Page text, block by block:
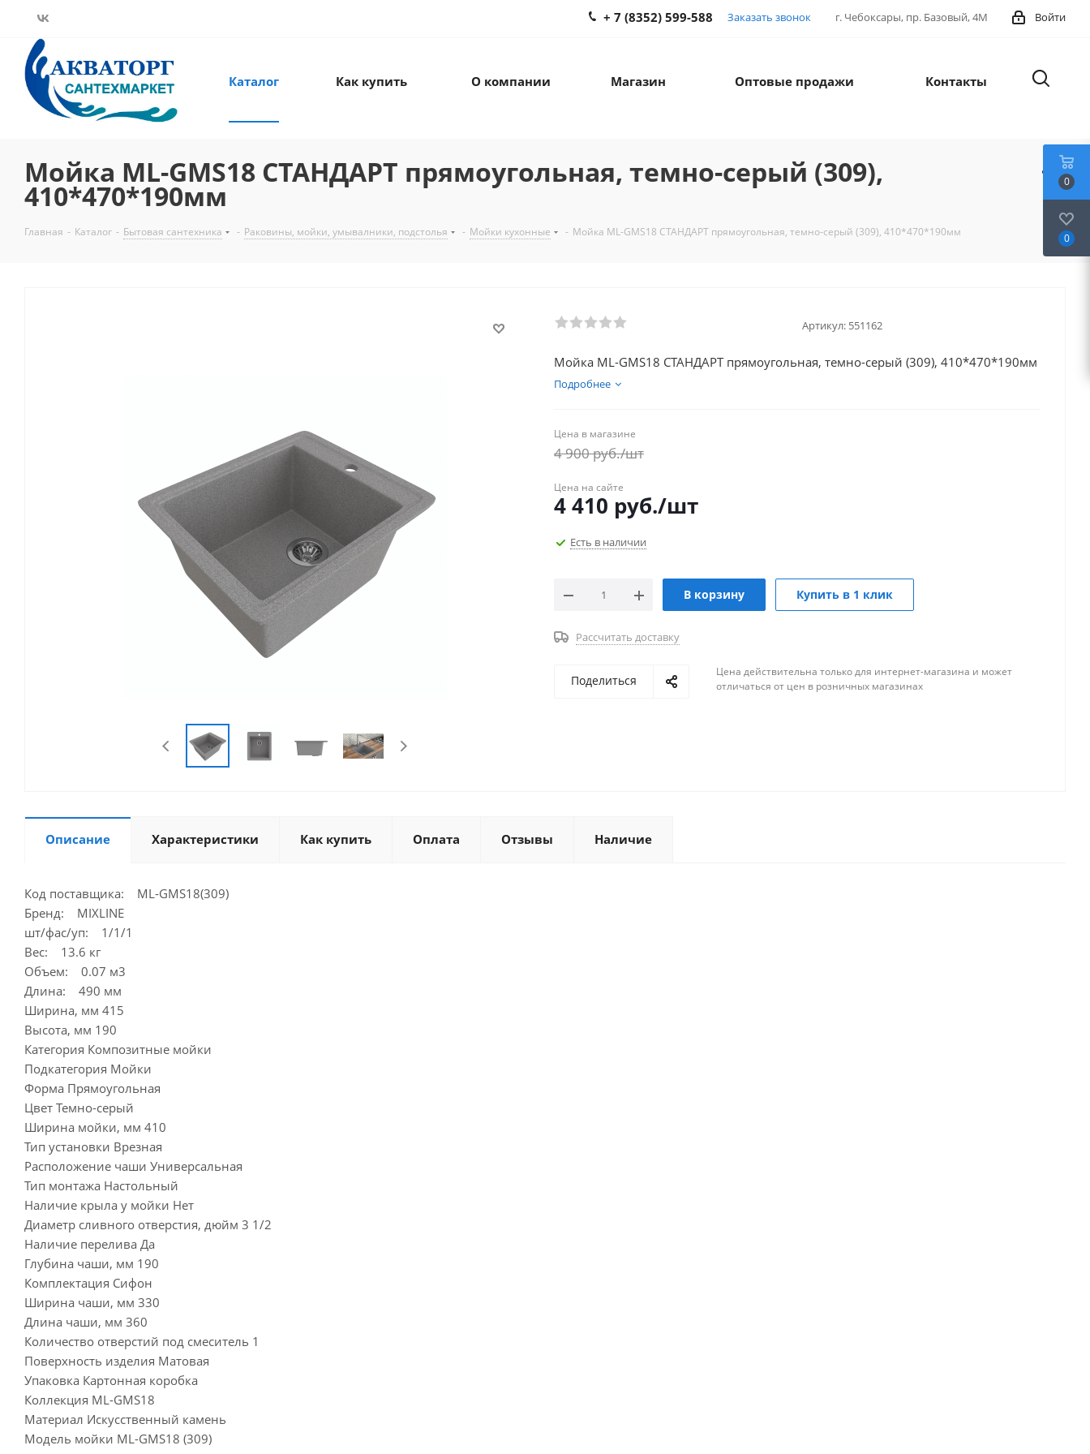
Войти
г. Чебоксары, пр. Базовый, 4М
+ 7 (8352) 599-588 Заказать звонок
Каталог Как купить О компании Магазин Оптовые продажи Контакты
Мойка ML-GMS18 СТАНДАРТ прямоугольная, темно-серый (309),
410*470*190мм
Главная - Каталог - Бытовая сантехника - Раковины, мойки, умывалники, подстолья - Мойки кухонные - Мойка ML-GMS18 СТАНДАРТ прямоугольная, темно-серый (309), 410*470*190мм
Артикул: 551162
Мойка ML-GMS18 СТАНДАРТ прямоугольная, темно-серый (309), 410*470*190мм
Подробнее
Цена в магазине
4 900руб./шт
Цена на сайте
4 410 руб./шт
Есть в наличии
В корзину Купить в 1 клик
Рассчитать доставку
Поделиться
Цена действительна только для интернет-магазина и может
отличаться от цен в розничных магазинах
Описание Характеристики Как купить Оплата Отзывы Наличие
Код поставщика: ML-GMS18(309)
Бренд: MIXLINE
шт/фас/уп: 1/1/1
Вес: 13.6 кг
Объем: 0.07 м3
Длина: 490 мм
Ширина, мм 415
Высота, мм 190
Категория Композитные мойки
Подкатегория Мойки
Форма Прямоугольная
Цвет Темно-серый
Ширина мойки, мм 410
Тип установки Врезная
Расположение чаши Универсальная
Тип монтажа Настольный
Наличие крыла у мойки Нет
Диаметр сливного отверстия, дюйм 3 1/2
Наличие перелива Да
Глубина чаши, мм 190
Комплектация Сифон
Ширина чаши, мм 330
Длина чаши, мм 360
Количество отверстий под смеситель 1
Поверхность изделия Матовая
Упаковка Картонная коробка
Коллекция ML-GMS18
Материал Искусственный камень
Модель мойки ML-GMS18 (309)
0
0